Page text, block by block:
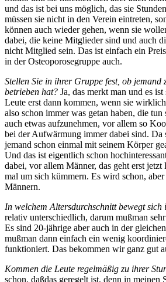
und das ist bei uns möglich, das sie
müssen sie nicht in den Verein eintreten,
können auch wieder gehen, wenn sie
dabei, die keine Mitglieder sind und auch
nicht Mitglied sein. Das ist einfach ein
in der Osteoporosegruppe auch.
Stellen Sie in ihrer Gruppe fest, ob jemand
betrieben hat? Ja, das merkt man und es
Leute erst dann kommen, wenn sie
also schon immer was getan haben, die
auch etwas aufzunehmen, vor allem so
bei der Aufwärmung immer dabei sind. Da
jemand schon einmal mit seinem Körper
Und das ist eigentlich schon
dabei, vor allem Männer, das geht erst jetzt
mal um sich kümmern. Es wird schon, aber
Männern.
In welchem Altersdurchschnitt bewegt sich
relativ unterschiedlich, darum mußman
Es sind 20-jährige aber auch in der
mußman dann einfach ein wenig
funktioniert. Das bekommen wir ganz gut
Kommen die Leute regelmäßig zu ihrer
schon, daßdas geregelt ist, denn in meinen